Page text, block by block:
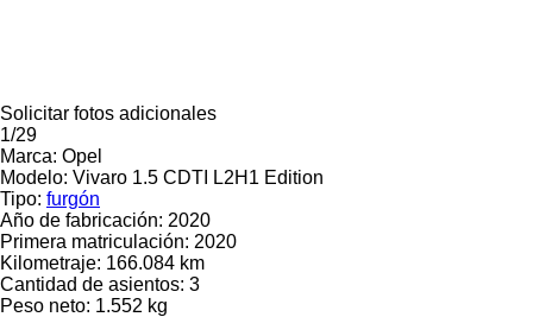
Solicitar fotos adicionales
1/29
Marca: Opel
Modelo: Vivaro 1.5 CDTI L2H1 Edition
Tipo: furgón
Año de fabricación: 2020
Primera matriculación: 2020
Kilometraje: 166.084 km
Cantidad de asientos: 3
Peso neto: 1.552 kg